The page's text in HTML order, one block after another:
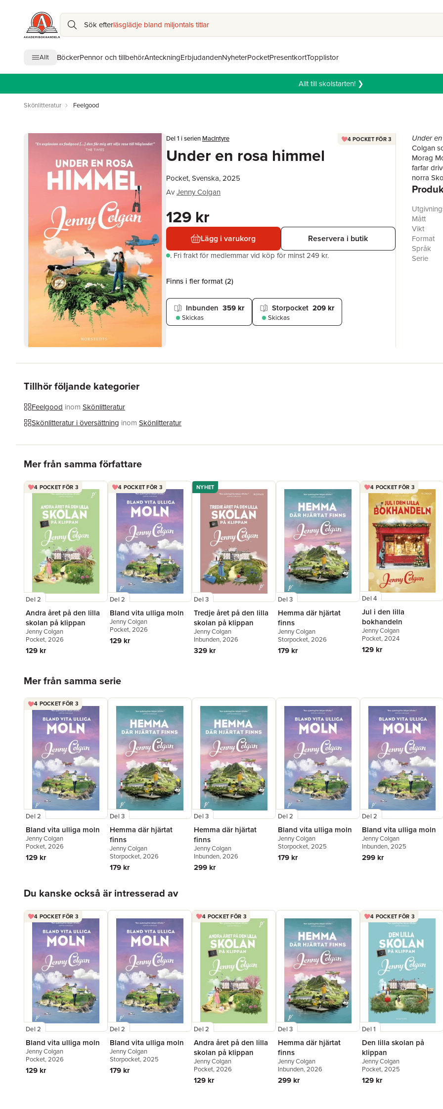
Sök efterläsglädje bland miljontals titlar
Allt BöckerPennor och tillbehörAnteckningErbjudandenNyheterPocketPresentkortTopplistor
Allt till skolstarten! ❯
Skönlitteratur Feelgood
Del 1 i serien MacIntyre
Under en rosa himmel
4 POCKET FÖR 3
Pocket, Svenska, 2025
AvJenny Colgan
129 kr
Lägg i varukorg Reservera i butik
. Fri frakt för medlemmar vid köp för minst 249 kr.
Finns i fler format (2)
Inbunden 359 kr
Skickas
Storpocket 209 kr
Skickas
Under
Colgan
Morag
farfar
norra
Uppe i
och vill
liv?
är dags
Vid en
som
vanliga
Mått
Vikt
Format
Språk
Serie
Tillhör följande kategorier
Feelgood inom Skönlitteratur
Skönlitteratur i översättning inom Skönlitteratur
Mer från samma författare
4 POCKET FÖR 3
Del 2
Andra året på den lilla
skolan på klippan
Jenny Colgan
Pocket, 2026
129 kr
4 POCKET FÖR 3
Del 2
Bland vita ulliga moln
Jenny Colgan
Pocket, 2026
129 kr
NYHET
Del 3
Tredje året på den lilla
skolan på klippan
Jenny Colgan
Inbunden, 2026
329 kr
Del 3
Hemma där hjärtat
finns
Jenny Colgan
Storpocket, 2026
179 kr
4 POCKET FÖR 3
Del 4
Jul i den lilla
bokhandeln
Jenny Colgan
Pocket, 2024
129 kr
Mer från samma serie
4 POCKET FÖR 3
Del 2
Bland vita ulliga moln
Jenny Colgan
Pocket, 2026
129 kr
Del 3
Hemma där hjärtat
finns
Jenny Colgan
Storpocket, 2026
179 kr
Del 3
Hemma där hjärtat
finns
Jenny Colgan
Inbunden, 2026
299 kr
Del 2
Bland vita ulliga moln
Jenny Colgan
Storpocket, 2025
179 kr
Del 2
Bland vita ulliga moln
Jenny Colgan
Inbunden, 2025
299 kr
Du kanske också är intresserad av
4 POCKET FÖR 3
Del 2
Bland vita ulliga moln
Jenny Colgan
Pocket, 2026
129 kr
Del 2
Bland vita ulliga moln
Jenny Colgan
Storpocket, 2025
179 kr
4 POCKET FÖR 3
Del 2
Andra året på den lilla
skolan på klippan
Jenny Colgan
Pocket, 2026
129 kr
Del 3
Hemma där hjärtat
finns
Jenny Colgan
Inbunden, 2026
299 kr
4 POCKET FÖR 3
Del 1
Den lilla skolan på
klippan
Jenny Colgan
Pocket, 2025
129 kr